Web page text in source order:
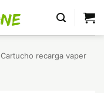
Cartucho recarga vaper